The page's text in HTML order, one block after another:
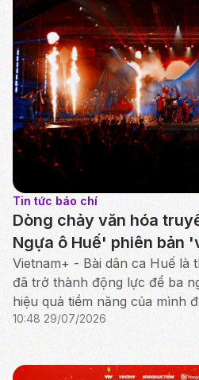
Tin tức báo chí
Dòng chảy văn hóa
Ngựa ô Huế' phiên bản
Vietnam+ - Bài dân ca Huế là
đã trở thành động lực để ba
hiệu quả tiềm năng của mình
hóa truyền thống tỏa sáng rực
10:48 29/07/2026